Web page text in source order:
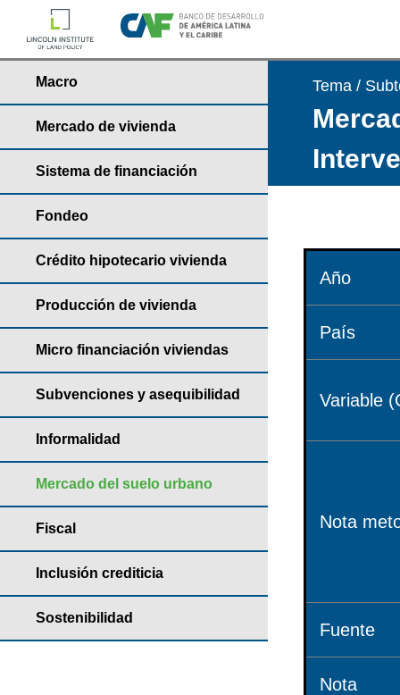
Macro
Mercado de vivienda
Sistema de financiación
Fondeo
Crédito hipotecario vivienda
Producción de vivienda
Micro financiación viviendas
Subvenciones y asequibilidad
Informalidad
Mercado del suelo urbano
Fiscal
Inclusión crediticia
Sostenibilidad
Tema /
Año
País
Variable
Nota
Fuente
Nota